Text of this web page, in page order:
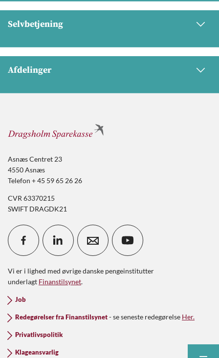
Selvbetjening
Afdelinger
Asnæs Centret 23
4550 Asnæs
Telefon + 45 59 65 26 26
CVR 63370215
SWIFT DRAGDK21
Vi er i lighed med øvrige danske pengeinstitutter
underlagt Finanstilsynet.
Job
Redegørelser fra Finanstilsynet - se seneste redegørelse Her.
Privatlivspolitik
Klageansvarlig